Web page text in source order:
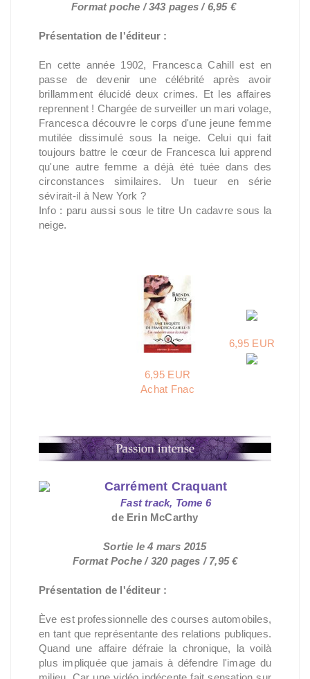
Format poche / 343 pages / 6,95 €
Présentation de l'éditeur :
En cette année 1902, Francesca Cahill est en
passe de devenir une célébrité après avoir
brillamment élucidé deux crimes. Et les affaires
reprennent ! Chargée de surveiller un mari volage,
Francesca découvre le corps d'une jeune femme
mutilée dissimulé sous la neige. Celui qui fait
toujours battre le cœur de Francesca lui apprend
qu'une autre femme a déjà été tuée dans des
circonstances similaires. Un tueur en série
sévirait-il à New York ?
Info : paru aussi sous le titre Un cadavre sous la
neige.
6,95 EUR
Achat Fnac
6,95 EUR
Carrément Craquant
Fast track, Tome 6
de Erin McCarthy
Sortie le 4 mars 2015
Format Poche / 320 pages / 7,95 €
Présentation de l'éditeur :
Ève est professionnelle des courses automobiles,
en tant que représentante des relations publiques.
Quand une affaire défraie la chronique, la voilà
plus impliquée que jamais à défendre l'image du